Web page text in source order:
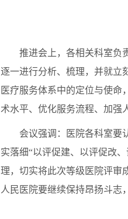
推进会上，各相关科室负
逐一进行分析、梳理，并就立
医疗服务体系中的定位与使命
术水平、优化服务流程、加强
会议强调：医院各科室要
实落细“以评促建、以评促改
理，切实将此次等级医院评审
人民医院要继续保持昂扬斗志